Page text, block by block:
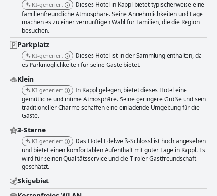
KI-generiert
Dieses Hotel in Kappl bietet typischerweise eine
familienfreundliche Atmosphäre. Seine Annehmlichkeiten und Lage
machen es zu einer vernünftigen Wahl für Familien, die die Region
besuchen.
Parkplatz
KI-generiert
Dieses Hotel ist in der Sammlung enthalten, da
es Parkmöglichkeiten für seine Gäste bietet.
Klein
KI-generiert
In Kappl gelegen, bietet dieses Hotel eine
gemütliche und intime Atmosphäre. Seine geringere Größe und sein
traditioneller Charme schaffen eine einladende Umgebung für die
Gäste.
3-Sterne
KI-generiert
Das Hotel Edelweiß-Schlössl ist hoch angesehen
und bietet einen komfortablen Aufenthalt mit guter Lage in Kappl. Es
wird für seinen Qualitätsservice und die Tiroler Gastfreundschaft
geschätzt.
Skigebiet